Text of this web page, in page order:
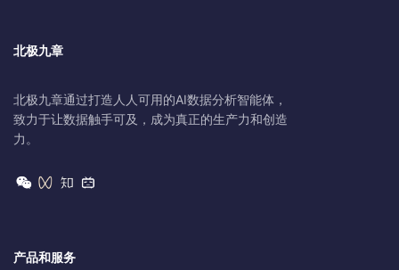
北极九章
北极九章通过打造人人可用的AI数据分析智能体，
致力于让数据触手可及，成为真正的生产力和创造
力。
产品和服务